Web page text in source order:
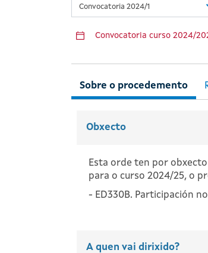
Convocatoria 2024/1
Convocatoria curso 2024/
Sobre o procedemento
Obxecto
Esta orde ten por
para o curso 2024/25, o
- ED330B. Participación
A quen vai dirixido?